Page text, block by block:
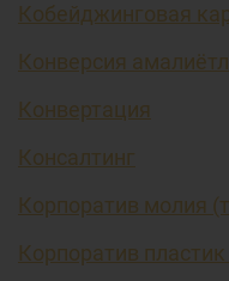
Кобейджинговая
Конверсия
Конвертация
Консалтинг
Корпоратив молия
Корпоратив